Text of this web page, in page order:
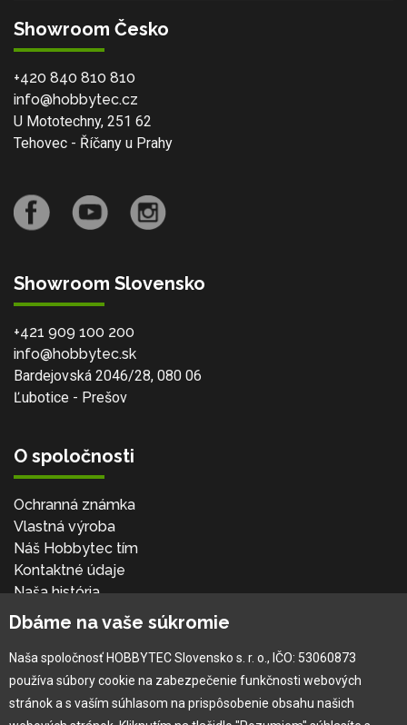
Showroom Česko
+420 840 810 810
info@hobbytec.cz
U Mototechny, 251 62
Tehovec - Říčany u Prahy
Showroom Slovensko
+421 909 100 200
info@hobbytec.sk
Bardejovská 2046/28, 080 06
Ľubotice - Prešov
O spoločnosti
Ochranná známka
Vlastná výroba
Náš Hobbytec tím
Kontaktné údaje
Naša história
Kariéra
Pre zákazníka
Garancia najlepšej ceny
Dbáme na vaše súkromie
Naša spoločnosť HOBBYTEC Slovensko s. r. o., IČO: 53060873
používa súbory cookie na zabezpečenie funkčnosti webových
stránok a s vaším súhlasom na prispôsobenie obsahu našich